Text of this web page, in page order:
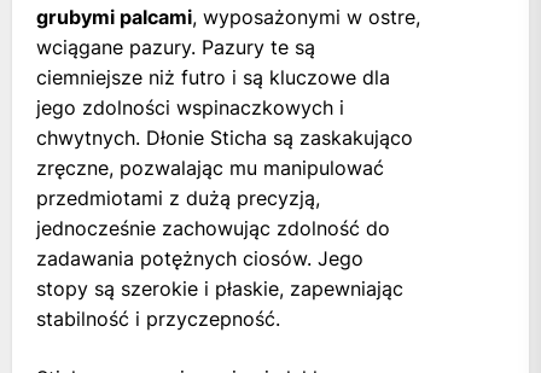
grubymi palcami, wyposażonymi w ostre,
wciągane pazury. Pazury te są
ciemniejsze niż futro i są kluczowe dla
jego zdolności wspinaczkowych i
chwytnych. Dłonie Sticha są zaskakująco
zręczne, pozwalając mu manipulować
przedmiotami z dużą precyzją,
jednocześnie zachowując zdolność do
zadawania potężnych ciosów. Jego
stopy są szerokie i płaskie, zapewniając
stabilność i przyczepność.